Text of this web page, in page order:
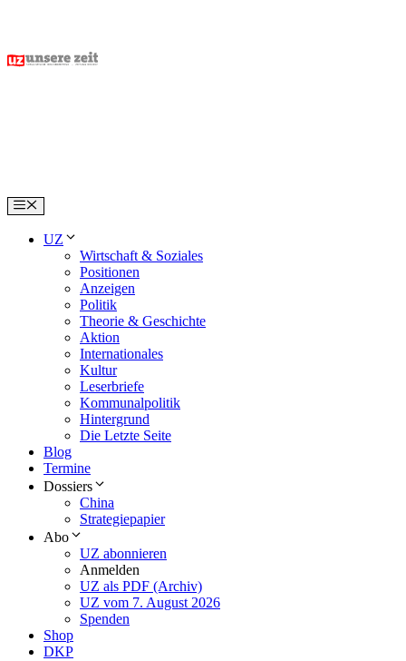
content
Menu
UZ
Wirtschaft & Soziales
Positionen
Anzeigen
Politik
Theorie & Geschichte
Aktion
Internationales
Kultur
Leserbriefe
Kommunalpolitik
Hintergrund
Die Letzte Seite
Blog
Termine
Dossiers
China
Strategiepapier
Abo
UZ abonnieren
Anmelden
UZ als PDF (Archiv)
UZ vom 7. August 2026
Spenden
Shop
DKP